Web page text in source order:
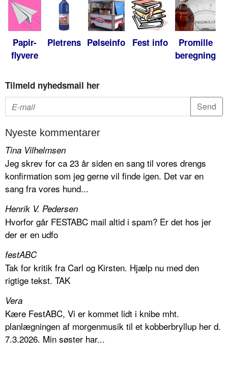
Papir-
flyvere
Pletrens Pølseinfo Fest info
Promille
beregning
Tilmeld nyhedsmail her
Nyeste kommentarer
Tina Vilhelmsen
Jeg skrev for ca 23 år siden en sang til vores drengs
konfirmation som jeg gerne vil finde igen. Det var en
sang fra vores hund...
Henrik V. Pedersen
Hvorfor går FESTABC mail altid i spam? Er det hos jer
der er en udfo
festABC
Tak for kritik fra Carl og Kirsten. Hjælp nu med den
rigtige tekst. TAK
Vera
Kære FestABC, Vi er kommet lidt i knibe mht.
planlægningen af morgenmusik til et kobberbryllup her d.
7.3.2026. Min søster har...